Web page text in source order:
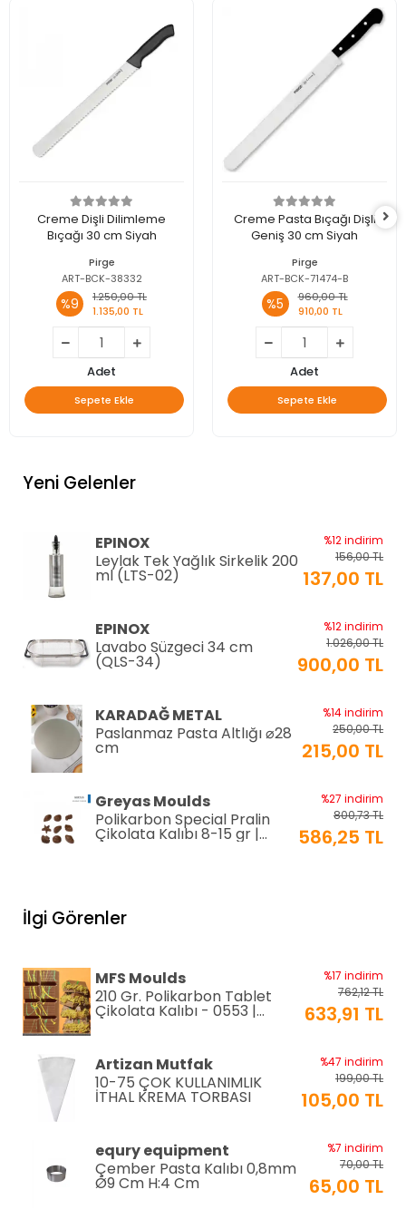
Creme Dişli Dilimleme
Bıçağı 30 cm Siyah
Pirge
ART-BCK-38332
%9
1.250,00 TL
1.135,00 TL
Adet
Sepete Ekle
Creme Pasta Bıçağı Dişli
Geniş 30 cm Siyah
Pirge
ART-BCK-71474-B
%5
960,00 TL
910,00 TL
Adet
Sepete Ekle
Yeni Gelenler
EPINOX
Leylak Tek Yağlık Sirkelik 200
ml (LTS-02)
%12 indirim
156,00 TL
137,00 TL
EPINOX
Lavabo Süzgeci 34 cm
(QLS-34)
%12 indirim
1.026,00 TL
900,00 TL
KARADAĞ METAL
Paslanmaz Pasta Altlığı ⌀28
cm
%14 indirim
250,00 TL
215,00 TL
Greyas Moulds
Polikarbon Special Pralin
Çikolata Kalıbı 8-15 gr |
Cm-3416
%27 indirim
800,73 TL
586,25 TL
Mayonez Kabı 0,7 mm Ø28
H:15 cm 7 LT
EPİNOX PASTRY
Silikon Çırpıcı 25 cm (SSC-
25)
%2 indirim
192,00 TL
188,00 TL
EPINOX
Amerikan Servis Pvc
30x45cm (AS-10H)
%12 indirim
118,80 TL
105,00 TL
EPINOX
Amerikan Servis Pvc
30x45cm (AS-10G)
%12 indirim
118,80 TL
105,00 TL
İlgi Görenler
MFS Moulds
210 Gr. Polikarbon Tablet
Çikolata Kalıbı - 0553 |
Dubai Çikolata Kalıbı
%17 indirim
762,12 TL
633,91 TL
Artizan Mutfak
10-75 ÇOK KULLANIMLIK
İTHAL KREMA TORBASI
%47 indirim
199,00 TL
105,00 TL
equry equipment
Çember Pasta Kalıbı 0,8mm
Ø9 Cm H:4 Cm
%7 indirim
70,00 TL
65,00 TL